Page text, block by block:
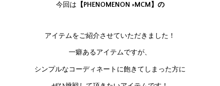
今回は 【PHENOMENON ×MCM】の
アイテムをご紹介させていただきました！
一癖あるアイテムですが、
シンプルなコーディネートに飽きてしまった方に